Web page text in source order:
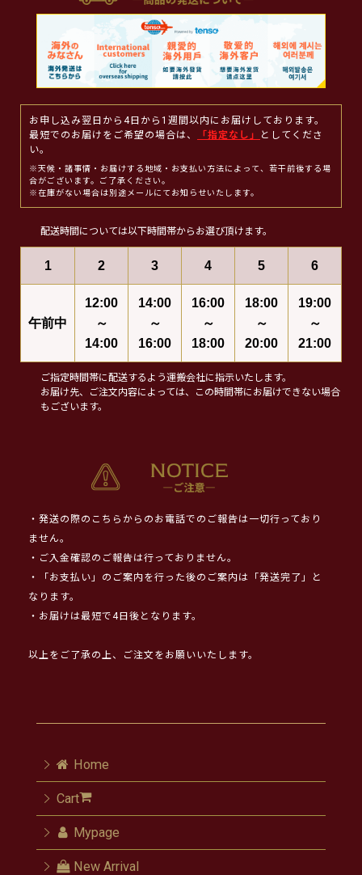
お申し込み翌日から4日から1週間以内にお届けしております。
最短でのお届けをご希望の場合は、
「指定なし」
としてくださ
い。
※天候・諸事情・お届けする地域・お支払い方法によって、若干前後する場
合がございます。ご了承ください。
※在庫がない場合は別途メールにてお知らせいたします。
配送時間については以下時間帯からお選び頂けます。
1 2 3 4 5 6
午前中
12:00
～
14:00
14:00
～
16:00
16:00
～
18:00
18:00
～
20:00
19:00
～
21:00
ご指定時間帯に配送するよう運搬会社に指示いたします。
お届け先、ご注文内容によっては、この時間帯にお届けできない場合
もございます。
・発送の際のこちらからのお電話でのご報告は一切行っており
ません。
・ご入金確認のご報告は行っておりません。
・「お支払い」のご案内を行った後のご案内は「発送完了」と
なります。
・お届けは最短で4日後となります。
以上をご了承の上、ご注文をお願いいたします。
Home
Cart
Mypage
New Arrival